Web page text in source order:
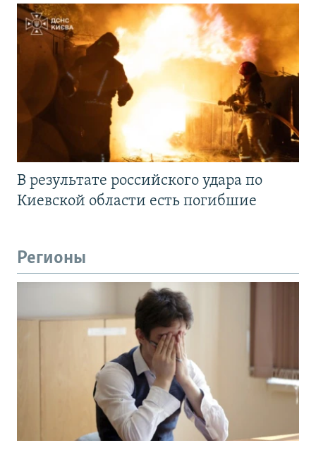
В результате российского удара по
Киевской области есть погибшие
Регионы